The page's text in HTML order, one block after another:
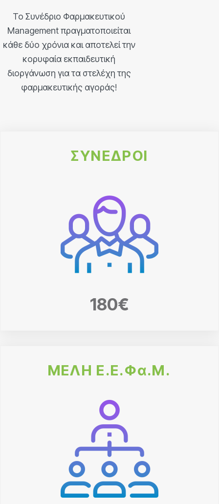
Το Συνέδριο Φαρμακευτικού
Management πραγματοποιείται
κάθε δύο χρόνια και αποτελεί την
κορυφαία εκπαιδευτική
διοργάνωση για τα στελέχη της
φαρμακευτικής αγοράς!
ΣΥΝΕΔΡΟΙ
180€
ΜΕΛΗ Ε.Ε.Φα.Μ.